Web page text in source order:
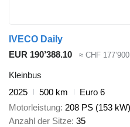
IVECO Daily
EUR 190’388.10
≈ CHF 177’900
Kleinbus
2025
500 km
Euro 6
Motorleistung 208 PS (153 kW)
Anzahl der Sitze 35